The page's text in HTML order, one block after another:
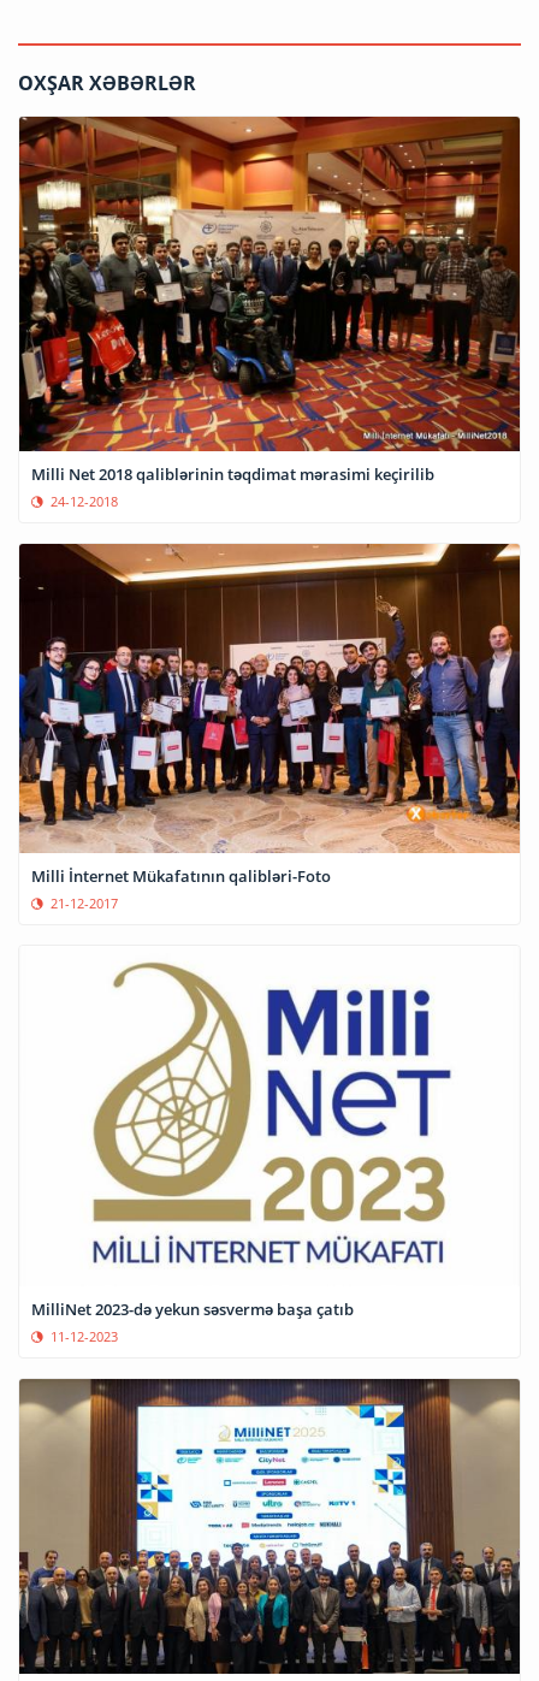
OXŞAR XƏBƏRLƏR
Milli Net 2018 qaliblərinin təqdimat mərasimi keçirilib
24-12-2018
Milli İnternet Mükafatının qalibləri-Foto
21-12-2017
MilliNet 2023-də yekun səsvermə başa çatıb
11-12-2023